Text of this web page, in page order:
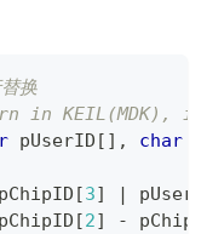
换
in KEIL(MDK),
pUserID [ ] , char
[3] |
[2] -